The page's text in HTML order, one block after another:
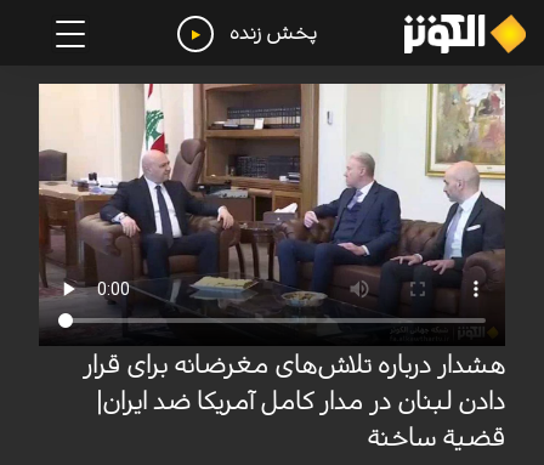
پخش زنده
هشدار درباره تلاش‌های مغرضانه برای قرار
دادن لبنان در مدار کامل آمریکا ضد ایران|
قضیة ساخنة